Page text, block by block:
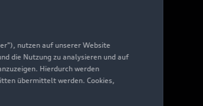
nutzen auf unserer Website
die Nutzung zu analysieren und auf
Hierdurch werden
übermittelt werden. Cookies,